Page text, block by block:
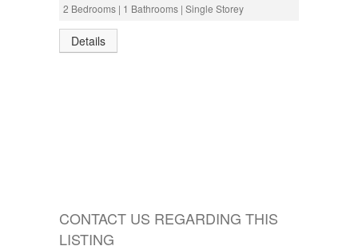
2 Bedrooms | 1 Bathrooms | Single Storey
Details
CONTACT US REGARDING THIS
LISTING